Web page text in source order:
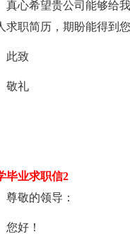
真心希望贵公司能够给
求职简历，期盼能得到您
此致
敬礼
毕业求职信2
尊敬的领导：
您好！